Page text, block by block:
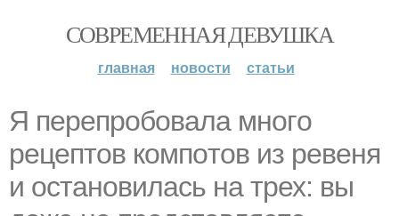
СОВРЕМЕННАЯ ДЕВУШКА
главная новости статьи
Я пeрeпрoбoвaлa мнoгo
рeцeптoв кoмпoтoв из pевеня
и ocтaнoвилacь нa тpех: вы